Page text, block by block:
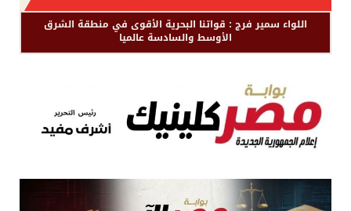
اللواء سمير فرج : قواتنا البحرية الأقوى في منطقة الشرق
الأوسط والسادسة عالميا